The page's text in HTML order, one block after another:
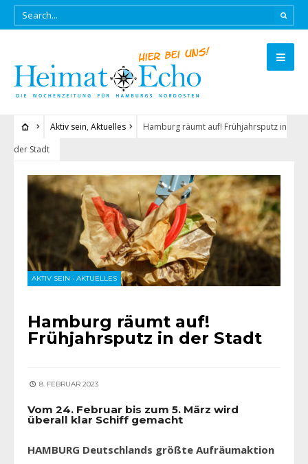
Aktiv sein, Aktuelles
Hamburg räumt auf! Frühjahrsputz in
der Stadt
AKTIV SEIN • AKTUELLES
Hamburg räumt auf!
Frühjahrsputz in der Stadt
8. FEBRUAR 2023
Vom 24. Februar bis zum 5. März wird
überall klar Schiff gemacht
HAMBURG Deutschlands größte Aufräumaktion